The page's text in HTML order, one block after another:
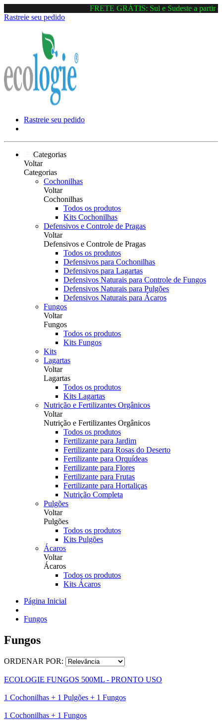
FRETE GRÁTIS: Sul e Sudeste a partir
Rastreie seu pedido
Rastreie seu pedido
Categorias
Voltar
Categorias
Cochonilhas
Voltar
Cochonilhas
Todos os produtos
Kits Cochonilhas
Defensivos e Controle de Pragas
Voltar
Defensivos e Controle de Pragas
Todos os produtos
Defensivos para Cochonilhas
Defensivos para Lagartas
Defensivos Naturais para Controle de Fungos
Defensivos Naturais para Pulgões
Defensivos Naturais para Ácaros
Fungos
Voltar
Fungos
Todos os produtos
Kits Fungos
Kits
Lagartas
Voltar
Lagartas
Todos os produtos
Kits Lagartas
Nutrição e Fertilizantes Orgânicos
Voltar
Nutrição e Fertilizantes Orgânicos
Todos os produtos
Fertilizante para Jardim
Fertilizante para Rosas do Deserto
Fertilizante para Orquídeas
Fertilizante para Flores
Fertilizante para Frutas
Fertilizante para Hortaliças
Nutrição Completa
Pulgões
Voltar
Pulgões
Todos os produtos
Kits Pulgões
Ácaros
Voltar
Ácaros
Todos os produtos
Kits Ácaros
Página Inicial
Fungos
Fungos
ORDENAR POR:
ECOLOGIE FUNGOS 500ML - PRONTO USO
1 Cochonilhas + 1 Pulgões + 1 Fungos
1 Cochonilhas + 1 Fungos